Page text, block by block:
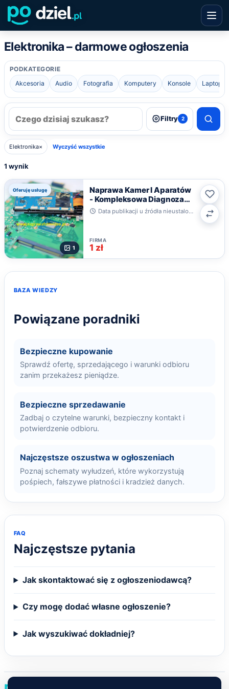
Elektronika – darmowe ogłoszenia
PODKATEGORIE
Akcesoria
Audio Fotografia Komputery Konsole Laptopy
Filtry 2
Elektronika× Wyczyść wszystkie
1 wynik
Oferuję usługę
1
Naprawa Kamer I Aparatów
- Kompleksowa Diagnoza
Kraków
Data publikacji u źródła nieustalona · Kraków / Stare Miasto, małopolskie
FIRMA
1 zł
BAZA WIEDZY
Powiązane poradniki
Bezpieczne kupowanie
Sprawdź ofertę, sprzedającego i warunki odbioru
zanim przekażesz pieniądze.
Bezpieczne sprzedawanie
Zadbaj o czytelne warunki, bezpieczny kontakt i
potwierdzenie odbioru.
Najczęstsze oszustwa w ogłoszeniach
Poznaj schematy wyłudzeń, które wykorzystują
pośpiech, fałszywe płatności i kradzież danych.
FAQ
Najczęstsze pytania
Jak skontaktować się z ogłoszeniodawcą?
Czy mogę dodać własne ogłoszenie?
Jak wyszukiwać dokładniej?